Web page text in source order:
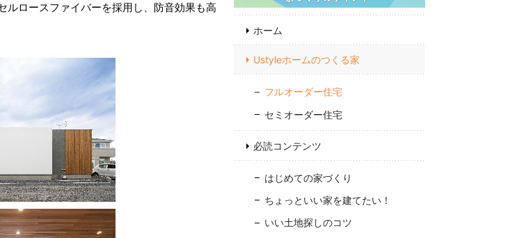
ルロースファイバーを採用し、防音効果も高
ホーム
Ustyleホームのつくる家
フルオーダー住宅
セミオーダー住宅
必読コンテンツ
はじめての家づくり
ちょっといい家を建てたい！
いい土地探しのコツ